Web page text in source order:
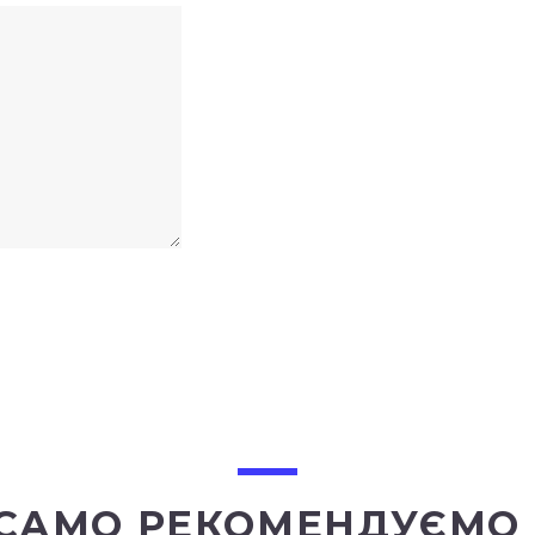
РЕКОМЕНДУЄМО